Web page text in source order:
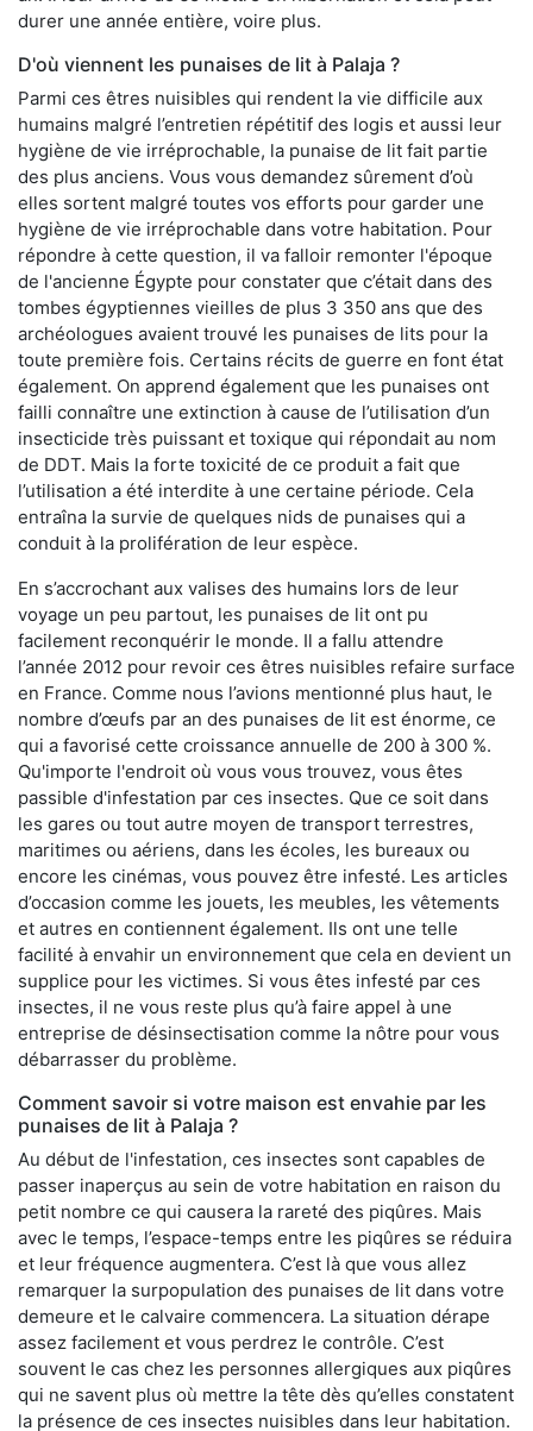
durer une année entière, voire plus.
D'où viennent les punaises de lit à Palaja ?
Parmi ces êtres nuisibles qui rendent la vie difficile aux
humains malgré l’entretien répétitif des logis et aussi leur
hygiène de vie irréprochable, la punaise de lit fait partie
des plus anciens. Vous vous demandez sûrement d’où
elles sortent malgré toutes vos efforts pour garder une
hygiène de vie irréprochable dans votre habitation. Pour
répondre à cette question, il va falloir remonter l'époque
de l'ancienne Égypte pour constater que c’était dans des
tombes égyptiennes vieilles de plus 3 350 ans que des
archéologues avaient trouvé les punaises de lits pour la
toute première fois. Certains récits de guerre en font état
également. On apprend également que les punaises ont
failli connaître une extinction à cause de l’utilisation d’un
insecticide très puissant et toxique qui répondait au nom
de DDT. Mais la forte toxicité de ce produit a fait que
l’utilisation a été interdite à une certaine période. Cela
entraîna la survie de quelques nids de punaises qui a
conduit à la prolifération de leur espèce.
En s’accrochant aux valises des humains lors de leur
voyage un peu partout, les punaises de lit ont pu
facilement reconquérir le monde. Il a fallu attendre
l’année 2012 pour revoir ces êtres nuisibles refaire surface
en France. Comme nous l’avions mentionné plus haut, le
nombre d’œufs par an des punaises de lit est énorme, ce
qui a favorisé cette croissance annuelle de 200 à 300 %.
Qu'importe l'endroit où vous vous trouvez, vous êtes
passible d'infestation par ces insectes. Que ce soit dans
les gares ou tout autre moyen de transport terrestres,
maritimes ou aériens, dans les écoles, les bureaux ou
encore les cinémas, vous pouvez être infesté. Les articles
d’occasion comme les jouets, les meubles, les vêtements
et autres en contiennent également. Ils ont une telle
facilité à envahir un environnement que cela en devient un
supplice pour les victimes. Si vous êtes infesté par ces
insectes, il ne vous reste plus qu’à faire appel à une
entreprise de désinsectisation comme la nôtre pour vous
débarrasser du problème.
Comment savoir si votre maison est envahie par les
punaises de lit à Palaja ?
Au début de l'infestation, ces insectes sont capables de
passer inaperçus au sein de votre habitation en raison du
petit nombre ce qui causera la rareté des piqûres. Mais
avec le temps, l’espace-temps entre les piqûres se réduira
et leur fréquence augmentera. C’est là que vous allez
remarquer la surpopulation des punaises de lit dans votre
demeure et le calvaire commencera. La situation dérape
assez facilement et vous perdrez le contrôle. C’est
souvent le cas chez les personnes allergiques aux piqûres
qui ne savent plus où mettre la tête dès qu’elles constatent
la présence de ces insectes nuisibles dans leur habitation.